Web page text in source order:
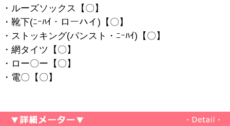
・ルーズソックス【〇】
・靴下(ﾆｰﾊｲ・ローハイ)【〇】
・ストッキング(パンスト・ﾆｰﾊｲ)【〇】
・網タイツ【〇】
・ロー〇ー【〇】
・電〇【〇】